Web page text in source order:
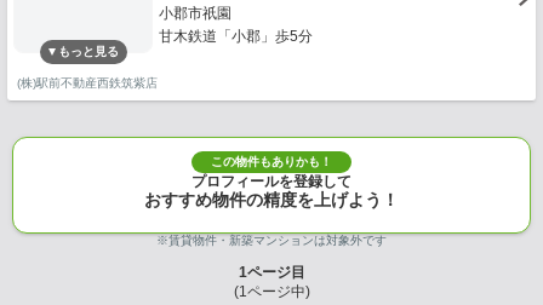
小郡市祇園
甘木鉄道「小郡」歩5分
(株)駅前不動産西鉄筑紫店
この物件もありかも！
プロフィールを登録して
おすすめ物件の精度を上げよう！
※賃貸物件・新築マンションは対象外です
1ページ目
(1ページ中)